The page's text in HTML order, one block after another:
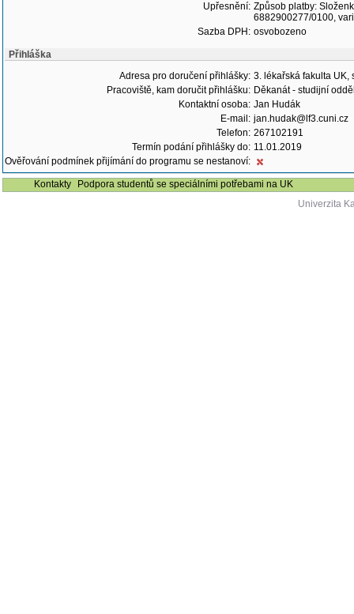
Upřesnění: Způsob platby:
6882900277/0100,
Sazba DPH: osvobozeno
Přihláška
Adresa pro doručení přihlášky: 3. lékařská fakulta
Pracoviště, kam doručit přihlášku: Děkanát - studijní
Kontaktní osoba: Jan Hudák
E-mail: jan.hudak@lf3.cuni.cz
Telefon: 267102191
Termín podání přihlášky do: 11.01.2019
Ověřování podmínek přijímání do programu se nestanoví:
Kontakty
Podpora studentů se speciálními potřebami na UK
Univerzita